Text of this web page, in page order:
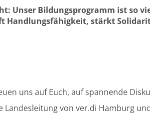
Unser Bildungsprogramm ist so
Handlungsfähigkeit, stärkt
uns auf Euch, auf spannende
Landesleitung von ver.di Hamburg